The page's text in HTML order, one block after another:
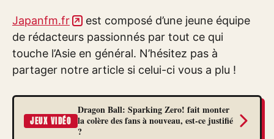
Japanfm.fr
est composé d’une jeune équipe
de rédacteurs passionnés par tout ce qui
touche l’Asie en général. N’hésitez pas à
partager notre article si celui-ci vous a plu !
JEUX VIDÉO
Dragon Ball: Sparking Zero! fait monter
la colère des fans à nouveau, est-ce justifié
?